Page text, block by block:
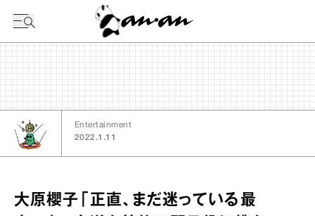
Entertainment
2022.1.11
大原櫻子「正直、まだ迷っている最